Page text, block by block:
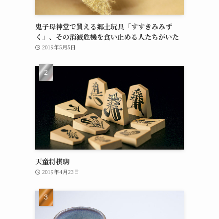
鬼子母神堂で買える郷土玩具「すすきみみず
く」、その消滅危機を食い止める人たちがいた
2019年5月5日
天童将棋駒
2019年4月23日